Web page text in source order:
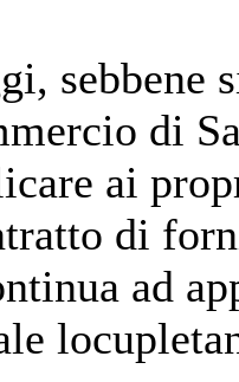
di
ai
di
ad